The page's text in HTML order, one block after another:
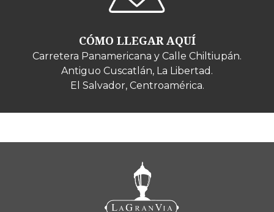
CÓMO LLEGAR AQUÍ
Carretera Panamericana y Calle Chiltiupán.
Antiguo Cuscatlán, La Libertad.
El Salvador, Centroamérica.